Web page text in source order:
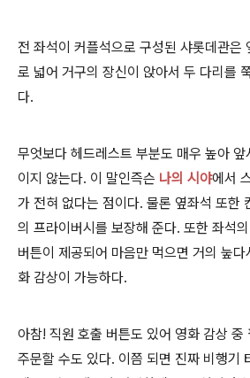
전 좌석이 커플석으로 구성된 샤롯데관은
로 넓어 거구의 장신이 앉아서 두 다리를
다.
무엇보다 헤드레스트 부분도 매우 높아
이지 않는다. 이 말인즉슨 나의 시야에서
가 전혀 없다는 점이다. 물론 옆좌석 또한
의 프라이버시를 보장해 준다. 또한 좌석
버튼이 제공되어 마음만 먹으면 거의 눞
화 감상이 가능하다.
아참! 직원 호출 버튼도 있어 영화 감상 중
주문할 수도 있다. 이쯤 되면 진짜 비행기